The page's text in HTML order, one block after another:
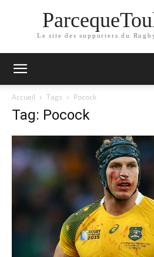
Le site des supporters du
Accueil Tags Pocock
Tag: Pocock